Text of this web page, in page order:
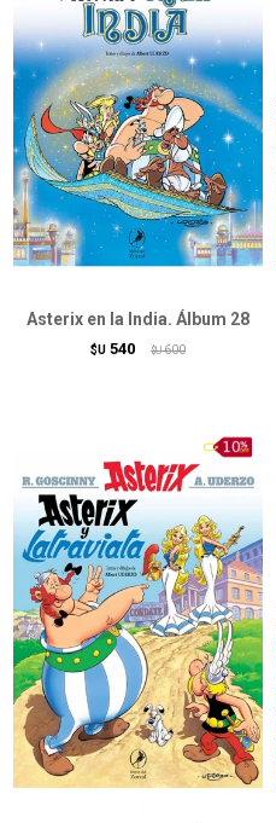
Asterix en la India. Álbum 28
$U 540 $U 600